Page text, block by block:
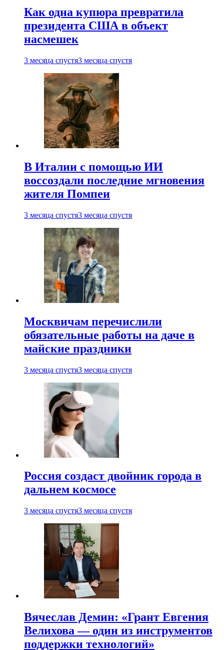
Как одна купюра превратила
президента США в объект
насмешек
3 месяца спустя3 месяца спустя
В Италии с помощью ИИ
воссоздали последние мгновения
жителя Помпеи
3 месяца спустя3 месяца спустя
Москвичам перечислили
обязательные работы на даче в
майские праздники
3 месяца спустя3 месяца спустя
Россия создаст двойник города в
дальнем космосе
3 месяца спустя3 месяца спустя
Вячеслав Демин: «Грант Евгения
Велихова — один из инструментов
поддержки технологий»